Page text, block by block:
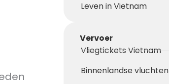
Leven in Vietnam
Vervoer
Vliegtickets Vietnam
Binnenlandse vluchten